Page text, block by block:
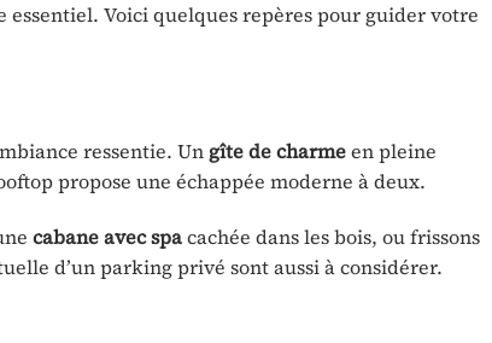
Voici quelques repères pour guider votre
ressentie. Un gîte de charmeen pleine
propose une échappée moderne à deux.
cabane avec spacachée dans les bois, ou frissons
d’un parking privé sont aussi à considérer.